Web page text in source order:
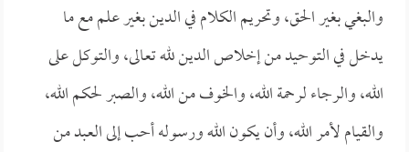
والبغي بغير الحق، وتحريم الكلام في الدين بغير علم مع ما
يدخل في التوحيد من إخلاص الدين لله تعالى، والتوكل على
الله، والرجاء لرحمة الله، والخوف من الله، والصبر لحكم الله،
والقيام لأمر الله، وأن يكون الله ورسوله أحب إلى العبد من